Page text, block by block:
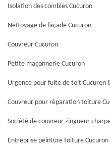
Isolation des combles Cucuron
Nettoyage de façade Cucuron
Couvreur Cucuron
Petite maçonnerie Cucuron
Urgence pour fuite de toit Cucuron
Couvreur pour réparation toiture
Société de couvreur zingueur
Entreprise peinture toiture Cucuron